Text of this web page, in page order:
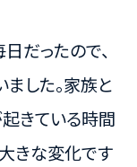
だったので、
した。家族と
きている時間
きな変化です